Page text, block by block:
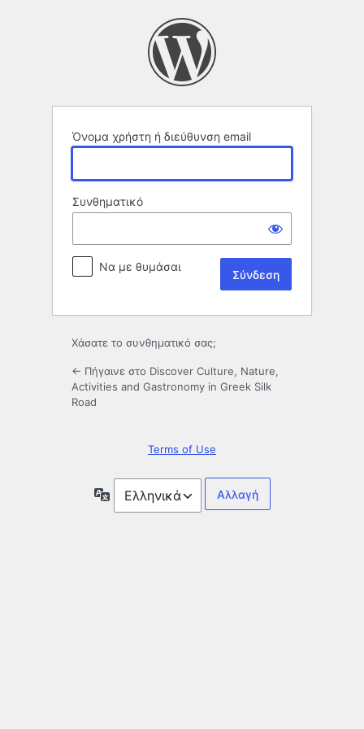
Όνομα χρήστη ή διεύθυνση email
Συνθηματικό
Να με θυμάσαι
Χάσατε το συνθηματικό σας;
← Πήγαινε στο Discover Culture, Nature,
Activities and Gastronomy in Greek Silk
Road
Terms of Use
Γλώσσα